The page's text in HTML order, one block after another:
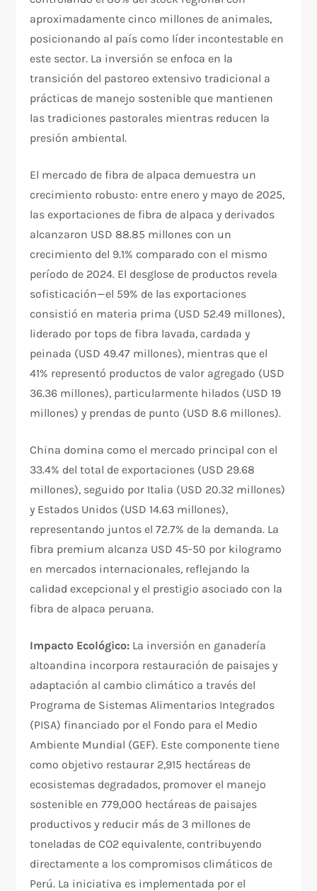
aproximadamente cinco millones de animales,
posicionando al país como líder incontestable en
este sector. La inversión se enfoca en la
transición del pastoreo extensivo tradicional a
prácticas de manejo sostenible que mantienen
las tradiciones pastorales mientras reducen la
presión ambiental.
El mercado de fibra de alpaca demuestra un
crecimiento robusto: entre enero y mayo de 2025,
las exportaciones de fibra de alpaca y derivados
alcanzaron USD 88.85 millones con un
crecimiento del 9.1% comparado con el mismo
período de 2024. El desglose de productos revela
sofisticación—el 59% de las exportaciones
consistió en materia prima (USD 52.49 millones),
liderado por tops de fibra lavada, cardada y
peinada (USD 49.47 millones), mientras que el
41% representó productos de valor agregado (USD
36.36 millones), particularmente hilados (USD 19
millones) y prendas de punto (USD 8.6 millones).
China domina como el mercado principal con el
33.4% del total de exportaciones (USD 29.68
millones), seguido por Italia (USD 20.32 millones)
y Estados Unidos (USD 14.63 millones),
representando juntos el 72.7% de la demanda. La
fibra premium alcanza USD 45-50 por kilogramo
en mercados internacionales, reflejando la
calidad excepcional y el prestigio asociado con la
fibra de alpaca peruana.
Impacto Ecológico: La inversión en ganadería
altoandina incorpora restauración de paisajes y
adaptación al cambio climático a través del
Programa de Sistemas Alimentarios Integrados
(PISA) financiado por el Fondo para el Medio
Ambiente Mundial (GEF). Este componente tiene
como objetivo restaurar 2,915 hectáreas de
ecosistemas degradados, promover el manejo
sostenible en 779,000 hectáreas de paisajes
productivos y reducir más de 3 millones de
toneladas de CO2 equivalente, contribuyendo
directamente a los compromisos climáticos de
Perú. La iniciativa es implementada por el